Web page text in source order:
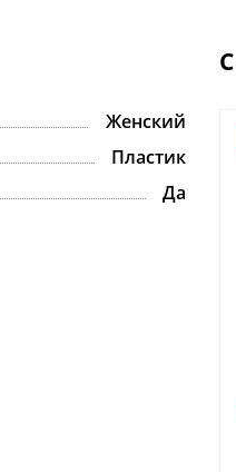
Женский
Пластик
Да